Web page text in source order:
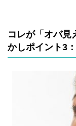
コレが「オバ見
かしポイント3